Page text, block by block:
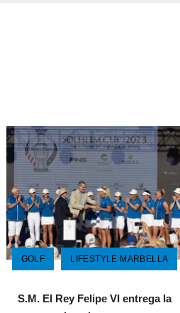
GOLF LIFESTYLE MARBELLA
S.M. El Rey Felipe VI entrega la